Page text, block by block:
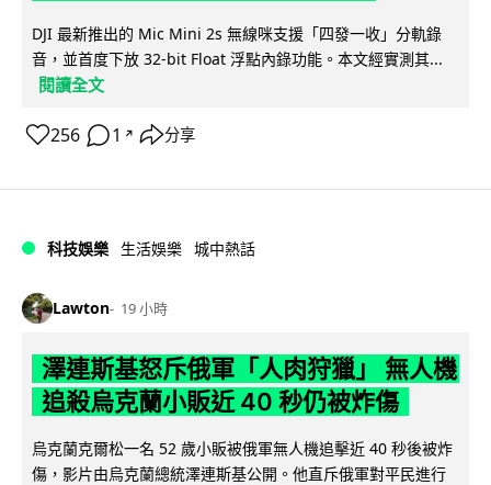
DJI 最新推出的 Mic Mini 2s 無線咪支援「四發一收」分軌錄
音，並首度下放 32-bit Float 浮點內錄功能。本文經實測其...
閱讀全文
256 1 ↗ 分享
科技娛樂 生活娛樂 城中熱話
Lawton 19 小時
澤連斯基怒斥俄軍「人肉狩獵」 無人機
追殺烏克蘭小販近 40 秒仍被炸傷
烏克蘭克爾松一名 52 歲小販被俄軍無人機追擊近 40 秒後被炸
傷，影片由烏克蘭總統澤連斯基公開。他直斥俄軍對平民進行